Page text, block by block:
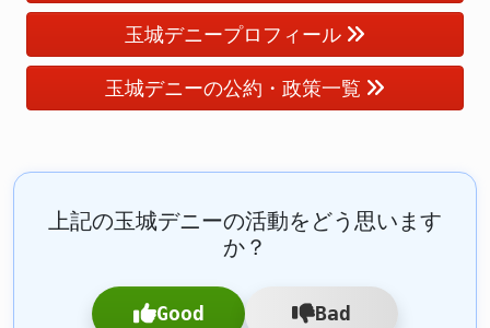
玉城デニープロフィール
玉城デニーの公約・政策一覧
上記の玉城デニーの活動をどう思います
か？
Good Bad